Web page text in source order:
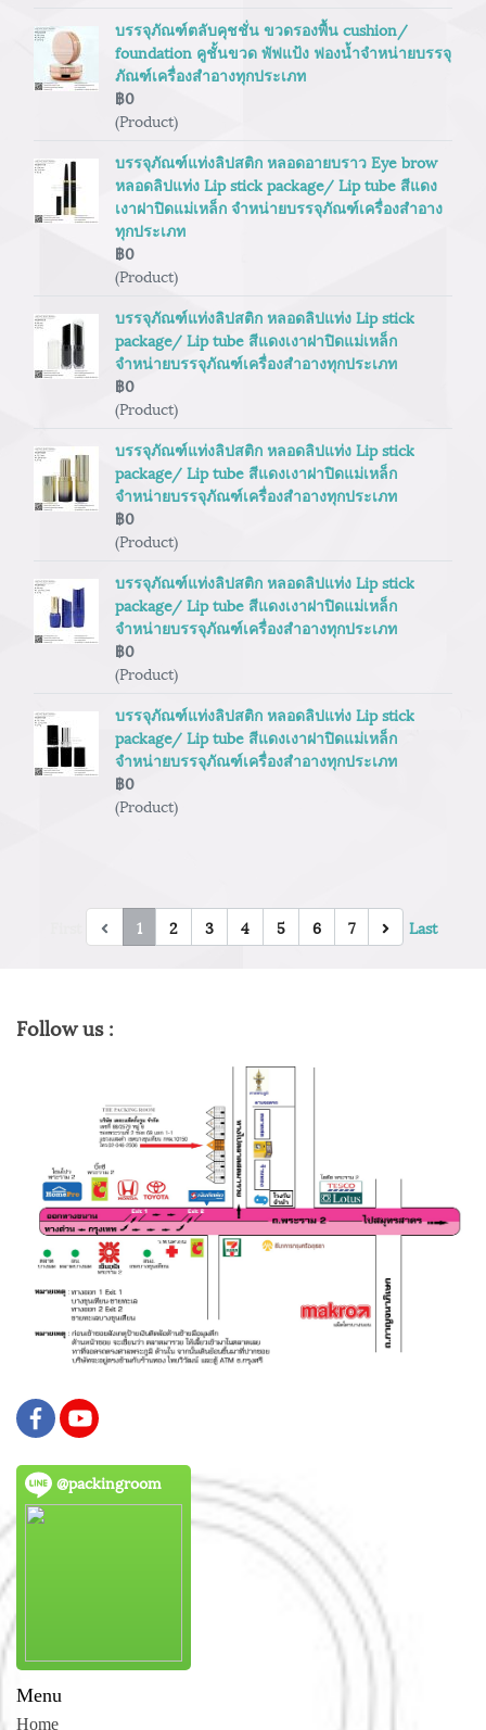
บรรจุภัณฑ์ตลับคุชชั่น ขวดรองพื้น cushion/
foundation คูชั้นขวด พัฟแป้ง ฟองน้ำจำหน่ายบรรจุ
ภัณฑ์เครื่องสำอางทุกประเภท
฿0
(Product)
บรรจุภัณฑ์แท่งลิปสติก หลอดอายบราว Eye brow
หลอดลิปแท่ง Lip stick package/ Lip tube สีแดง
เงาฝาปิดแม่เหล็ก จำหน่ายบรรจุภัณฑ์เครื่องสำอาง
ทุกประเภท
฿0
(Product)
บรรจุภัณฑ์แท่งลิปสติก หลอดลิปแท่ง Lip stick
package/ Lip tube สีแดงเงาฝาปิดแม่เหล็ก
จำหน่ายบรรจุภัณฑ์เครื่องสำอางทุกประเภท
฿0
(Product)
บรรจุภัณฑ์แท่งลิปสติก หลอดลิปแท่ง Lip stick
package/ Lip tube สีแดงเงาฝาปิดแม่เหล็ก
จำหน่ายบรรจุภัณฑ์เครื่องสำอางทุกประเภท
฿0
(Product)
บรรจุภัณฑ์แท่งลิปสติก หลอดลิปแท่ง Lip stick
package/ Lip tube สีแดงเงาฝาปิดแม่เหล็ก
จำหน่ายบรรจุภัณฑ์เครื่องสำอางทุกประเภท
฿0
(Product)
บรรจุภัณฑ์แท่งลิปสติก หลอดลิปแท่ง Lip stick
package/ Lip tube สีแดงเงาฝาปิดแม่เหล็ก
จำหน่ายบรรจุภัณฑ์เครื่องสำอางทุกประเภท
฿0
(Product)
1 2 3 4 5 6 7 Last
Follow us :
@packingroom
Menu
Home